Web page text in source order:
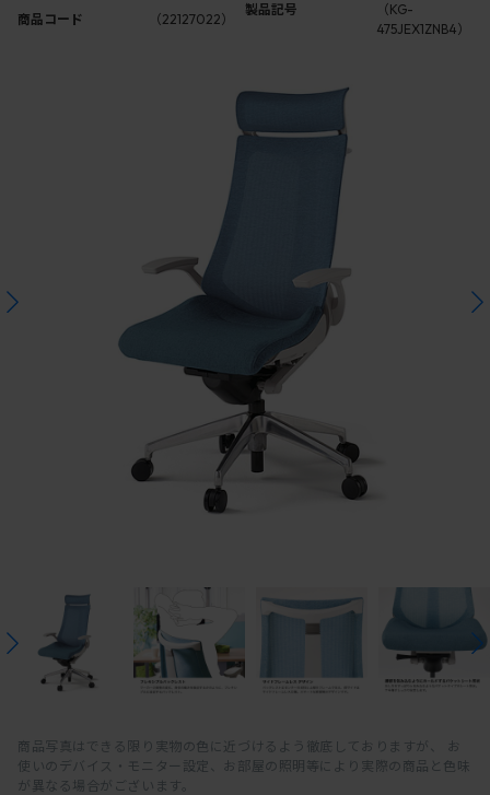
商品コード （22127022）
製品記号
（KG-
475JEX1ZNB4）
商品写真はできる限り実物の色に近づけるよう徹底しておりますが、 お
使いのデバイス・モニター設定、お部屋の照明等により実際の商品と色味
が異なる場合がございます。